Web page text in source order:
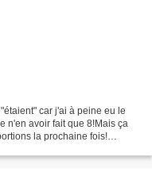
car j'ai à peine eu le
n'en avoir fait que 8!Mais ça
la prochaine fois!